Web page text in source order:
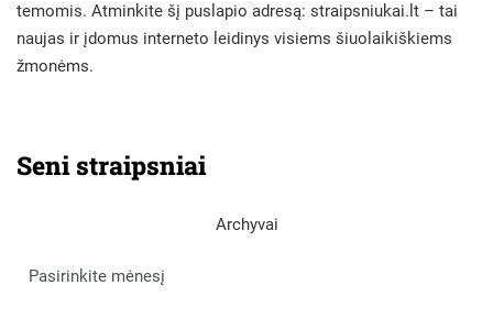
temomis. Atminkite šį puslapio adresą: straipsniukai.lt – tai
naujas ir įdomus interneto leidinys visiems šiuolaikiškiems
žmonėms.
Seni straipsniai
Archyvai